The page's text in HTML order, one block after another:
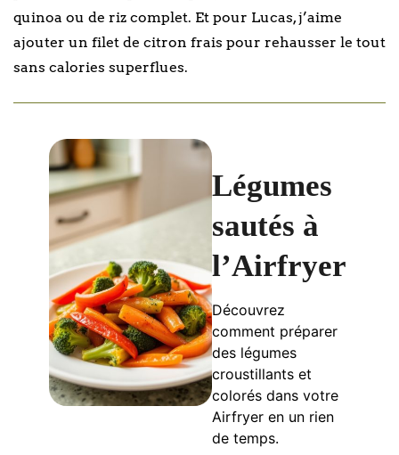
quinoa ou de riz complet. Et pour Lucas, j’aime
ajouter un filet de citron frais pour rehausser le tout
sans calories superflues.
Légumes
sautés à
l’Airfryer
Découvrez
comment préparer
des légumes
croustillants et
colorés dans votre
Airfryer en un rien
de temps.